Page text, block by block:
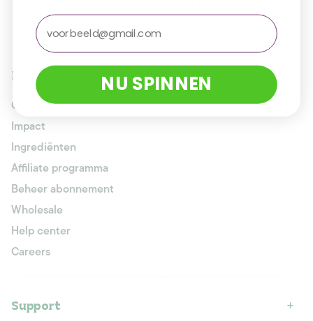
Info
Over ons
Impact
Ingrediënten
Affiliate programma
Beheer abonnement
Wholesale
Help center
Careers
Support
email
NU SPINNEN